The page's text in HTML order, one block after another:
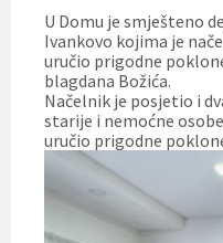
U Domu je smješteno
Ivankovo kojima je
uručio prigodne
blagdana Božića.
Načelnik je posjetio i
starije i nemoćne
uručio prigodne